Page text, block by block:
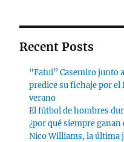
Recent Posts
“Fatui” Casemiro junto
predice su fichaje por
verano
El fútbol de hombres
¿por qué siempre
Nico Williams, la última